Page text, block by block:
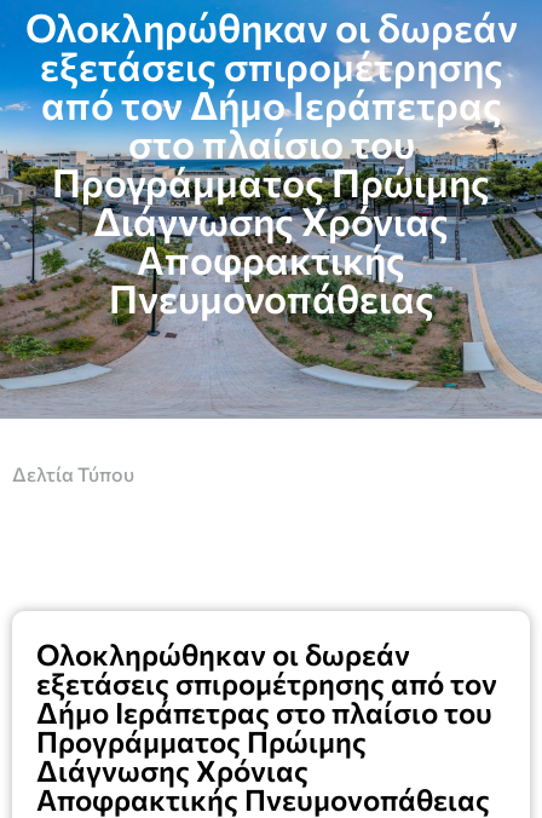
Ολοκληρώθηκαν οι δωρεάν
εξετάσεις σπιρομέτρησης
από τον Δήμο Ιεράπετρας
στο πλαίσιο του
Προγράμματος Πρώιμης
Διάγνωσης Χρόνιας
Αποφρακτικής
Πνευμονοπάθειας
Δελτία Τύπου
Ολοκληρώθηκαν οι δωρεάν
εξετάσεις σπιρομέτρησης από τον
Δήμο Ιεράπετρας στο πλαίσιο του
Προγράμματος Πρώιμης
Διάγνωσης Χρόνιας
Αποφρακτικής Πνευμονοπάθειας